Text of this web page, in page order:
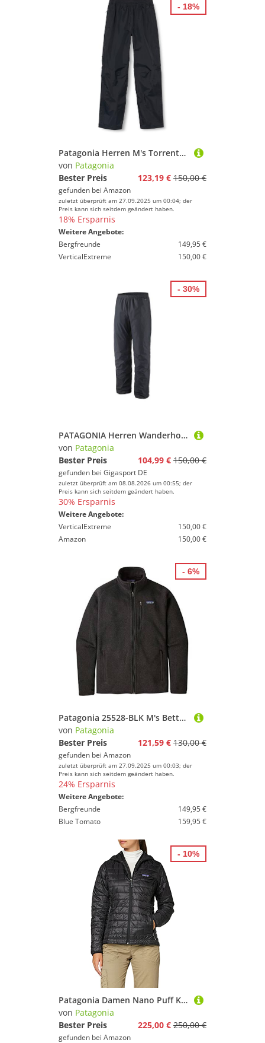
Patagonia Herren M's Torrentshell 3l Pants-Reg Outerwear, schwarz, Small
von Patagonia
Bester Preis
123,19 € 150,00 €
gefunden bei Amazon
zuletzt überprüft am 27.09.2025 um 00:04; der
Preis kann sich seitdem geändert haben.
18% Ersparnis
Weitere Angebote:
Bergfreunde
149,95 €
VerticalExtreme
150,00 €
- 18%
PATAGONIA Herren Wanderhose Torrentshell 3L Rain schwarz | XL
von Patagonia
Bester Preis
104,99 € 150,00 €
gefunden bei Gigasport DE
zuletzt überprüft am 08.08.2026 um 00:55; der
Preis kann sich seitdem geändert haben.
30% Ersparnis
Weitere Angebote:
VerticalExtreme
150,00 €
Amazon
150,00 €
- 30%
Patagonia 25528-BLK M's Better Sweater Jkt Sweatshirt mens Black XS
von Patagonia
Bester Preis
121,59 € 130,00 €
gefunden bei Amazon
zuletzt überprüft am 27.09.2025 um 00:03; der
Preis kann sich seitdem geändert haben.
24% Ersparnis
Weitere Angebote:
Bergfreunde
149,95 €
Blue Tomato
159,95 €
- 6%
Patagonia Damen Nano Puff Kapuzenjacke, Schwarz, L EU
von Patagonia
Bester Preis
225,00 € 250,00 €
gefunden bei Amazon
- 10%